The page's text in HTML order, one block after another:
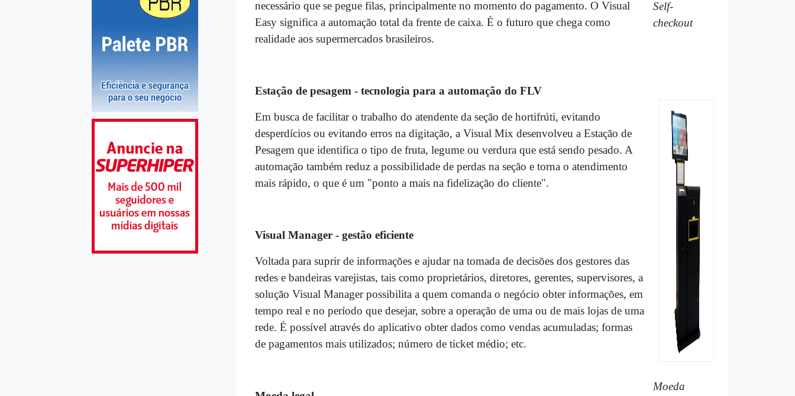
Self-
checkout
Moeda
necessário que se pegue filas, principalmente no momento do pagamento. O Visual
Easy significa a automação total da frente de caixa. É o futuro que chega como
realidade aos supermercados brasileiros.
Estação de pesagem - tecnologia para a automação do FLV
Em busca de facilitar o trabalho do atendente da seção de hortifrúti, evitando
desperdícios ou evitando erros na digitação, a Visual Mix desenvolveu a Estação de
Pesagem que identifica o tipo de fruta, legume ou verdura que está sendo pesado. A
automação também reduz a possibilidade de perdas na seção e torna o atendimento
mais rápido, o que é um "ponto a mais na fidelização do cliente".
Visual Manager - gestão eficiente
Voltada para suprir de informações e ajudar na tomada de decisões dos gestores das
redes e bandeiras varejistas, tais como proprietários, diretores, gerentes, supervisores, a
solução Visual Manager possibilita a quem comanda o negócio obter informações, em
tempo real e no período que desejar, sobre a operação de uma ou de mais lojas de uma
rede. É possível através do aplicativo obter dados como vendas acumuladas; formas
de pagamentos mais utilizados; número de ticket médio; etc.